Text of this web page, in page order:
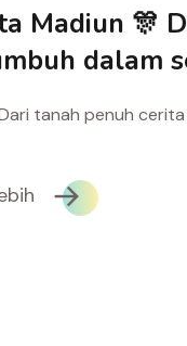
Madiun 🎊
dalam
tanah penuh